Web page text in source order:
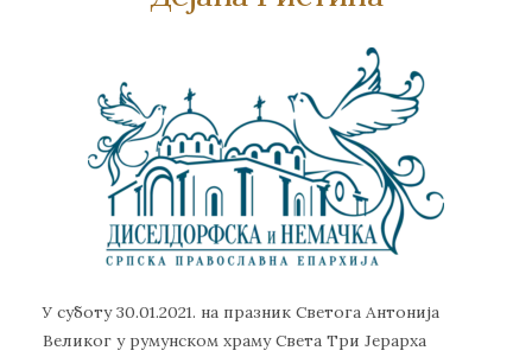
У суботу 30.01.2021. на празник Светога Антонија
Великог у румунском храму Света Три Јерарха